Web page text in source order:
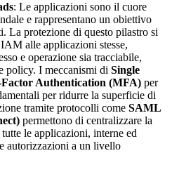
: Le applicazioni sono il cuore
e rappresentano un obiettivo
La protezione di questo pilastro si
alle applicazioni stesse,
e operazione sia tracciabile,
policy. I meccanismi di Single
Authentication (MFA) per
per ridurre la superficie di
tramite protocolli come SAML
permettono di centralizzare la
le applicazioni, interne ed
autorizzazioni a un livello